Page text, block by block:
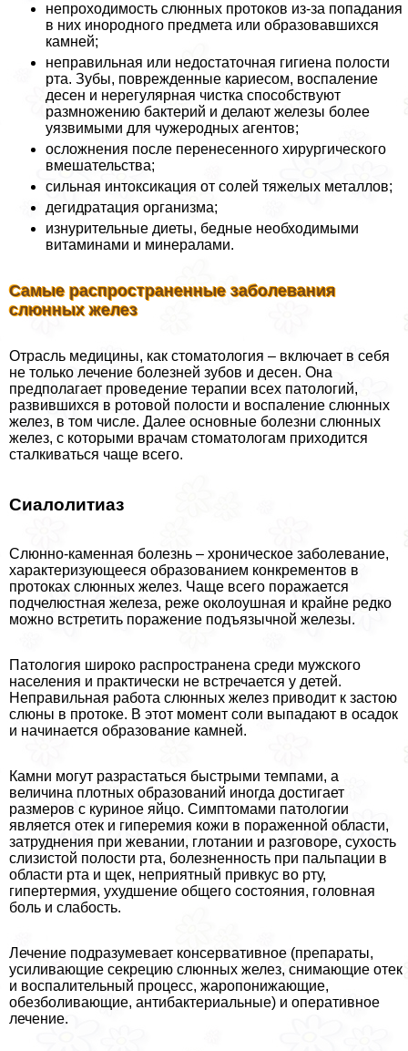
непроходимость слюнных протоков из-за попадания
в них инородного предмета или образовавшихся
камней;
неправильная или недостаточная гигиена полости
рта. Зубы, поврежденные кариесом, воспаление
десен и нерегулярная чистка способствуют
размножению бактерий и делают железы более
уязвимыми для чужеродных агентов;
осложнения после перенесенного хирургического
вмешательства;
сильная интоксикация от солей тяжелых металлов;
дегидратация организма;
изнурительные диеты, бедные необходимыми
витаминами и минералами.
Самые распространенные заболевания
слюнных желез
Отрасль медицины, как стоматология – включает в себя
не только лечение болезней зубов и десен. Она
предполагает проведение терапии всех патологий,
развившихся в ротовой полости и воспаление слюнных
желез, в том числе. Далее основные болезни слюнных
желез, с которыми врачам стоматологам приходится
сталкиваться чаще всего.
Сиалолитиаз
Слюнно-каменная болезнь – хроническое заболевание,
хаpaктеризующееся образованием конкрементов в
протоках слюнных желез. Чаще всего поражается
подчелюстная железа, реже околоушная и крайне редко
можно встретить поражение подъязычной железы.
Патология широко распространена среди мужского
населения и пpaктически не встречается у детей.
Неправильная работа слюнных желез приводит к застою
слюны в протоке. В этот момент соли выпадают в осадок
и начинается образование камней.
Камни могут разрастаться быстрыми темпами, а
величина плотных образований иногда достигает
размеров с куриное яйцо. Симптомами патологии
является отек и гиперемия кожи в пораженной области,
затруднения при жевании, глотании и разговоре, сухость
слизистой полости рта, болезненность при пальпации в
области рта и щек, неприятный привкус во рту,
гипертермия, ухудшение общего состояния, головная
боль и слабость.
Лечение подразумевает консервативное (препараты,
усиливающие секрецию слюнных желез, снимающие отек
и воспалительный процесс, жаропонижающие,
обезболивающие, антибактериальные) и оперативное
лечение.